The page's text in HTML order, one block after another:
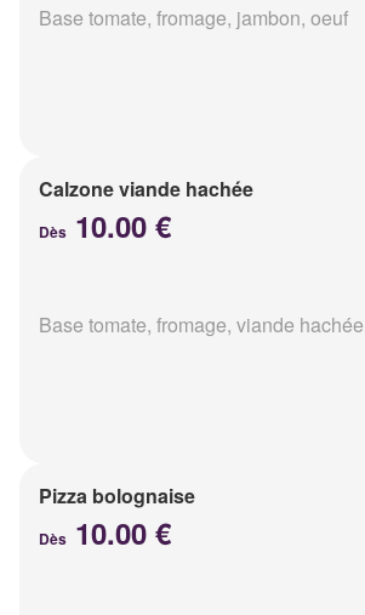
Base tomate, fromage, jambon, oeuf
Calzone viande hachée
Dès 10.00 €
Base tomate, fromage, viande
Pizza bolognaise
Dès 10.00 €